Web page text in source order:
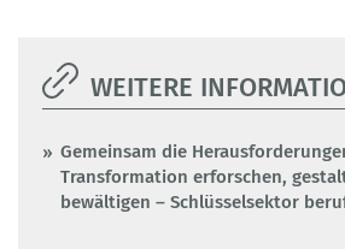
WEITERE
Gemeinsam die
Transformation erforschen,
bewältigen – Schlüsselsektor